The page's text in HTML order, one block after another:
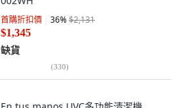
首購折扣價 36%$2,131
$1,345
缺貨
(330)